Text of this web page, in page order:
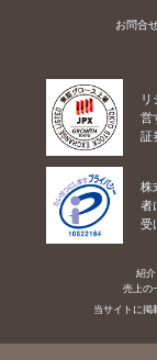
お問合
リ
営
証
株
者
受
紹介
売上の
当サイトに掲